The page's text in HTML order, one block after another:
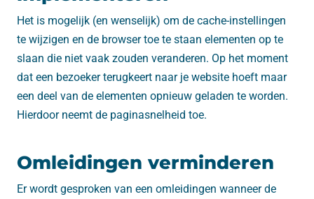
Het is mogelijk (en wenselijk) om de cache-instellingen
te wijzigen en de browser toe te staan ​​elementen op te
slaan die niet vaak zouden veranderen. Op het moment
dat een bezoeker terugkeert naar je website hoeft maar
een deel van de elementen opnieuw geladen te worden.
Hierdoor neemt de paginasnelheid toe.
Omleidingen verminderen
Er wordt gesproken van een omleidingen wanneer de